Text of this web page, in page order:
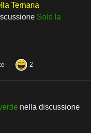
Ternana
Solo la
2
nella discussione